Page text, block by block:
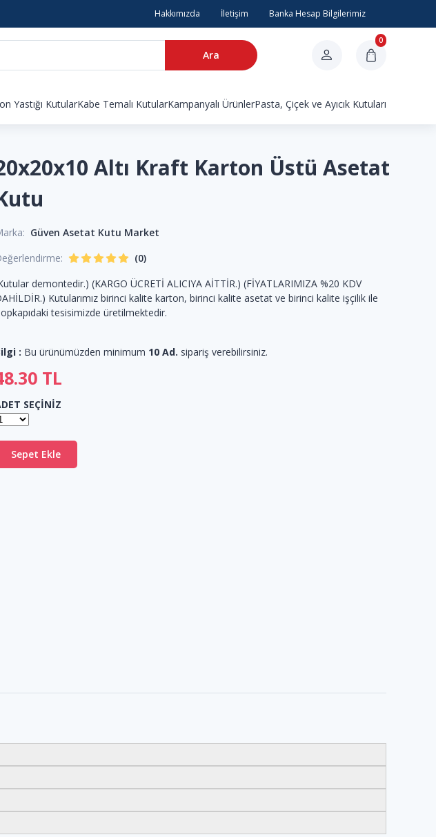
Hakkımızda İletişim Banka Hesap Bilgilerimiz
Ara
0
Yastığı KutularKabe Temalı KutularKampanyalı ÜrünlerPasta, Çiçek ve Ayıcık Kutuları
Altı Kraft Karton Üstü Asetat
Güven Asetat Kutu Market
(0)
demontedir.) (KARGO ÜCRETİ ALICIYA AİTTİR.) (FİYATLARIMIZA %20 KDV
Kutularımız birinci kalite karton, birinci kalite asetat ve birinci kalite işçilik ile
tesisimizde üretilmektedir.
: Bu ürünümüzden minimum 10 Ad. sipariş verebilirsiniz.
TL
SEÇİNİZ
Sepet Ekle